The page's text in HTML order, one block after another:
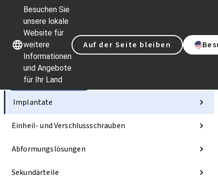
Besuchen Sie
unsere lokale
Website für
weitere
Informationen
und Angebote
für Ihr Land
Auf der Seite bleiben
Unsere MarkenUnsere Marken
Kategorien
Implantate
Einheil- und Verschlussschrauben
Abformungslösungen
Sekundärteile